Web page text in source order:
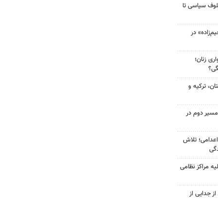
سیاسی تا
در
زنان؛
ترکیه و
دوم در
تلاش
مراکز نظامی
جدایی از